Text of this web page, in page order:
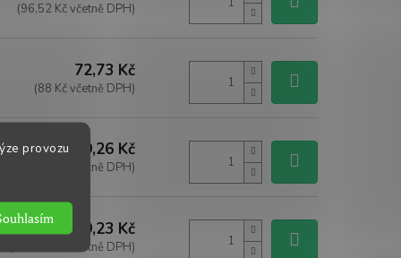
provozu
(96,52 Kč včetně DPH)
72,73 Kč
(88 Kč včetně DPH)
229,26 Kč
(277,40 Kč včetně DPH)
449,23 Kč
(503,14 Kč včetně DPH)